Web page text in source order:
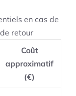
en cas de
retour
Coût
approximatif
(€)